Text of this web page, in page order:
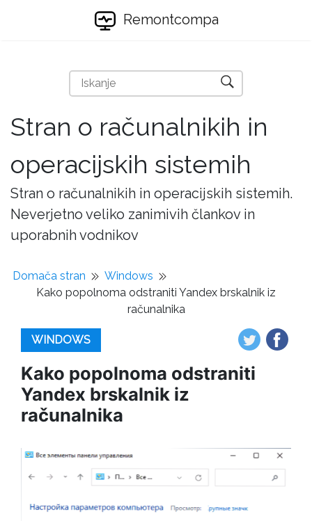
Remontcompa
Stran o računalnikih in
operacijskih sistemih
Stran o računalnikih in operacijskih sistemih.
Neverjetno veliko zanimivih člankov in
uporabnih vodnikov
Domača stran
Windows
Kako popolnoma odstraniti Yandex brskalnik iz
računalnika
WINDOWS
Kako popolnoma odstraniti
Yandex brskalnik iz
računalnika